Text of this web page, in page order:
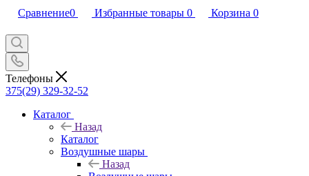
Сравнение0 Избранные товары 0 Корзина 0
Телефоны
375(29) 329-32-52
Каталог
Назад
Каталог
Воздушные шары
Назад